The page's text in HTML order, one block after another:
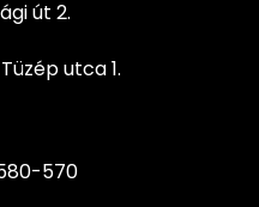
út 2.
utca 1.
570